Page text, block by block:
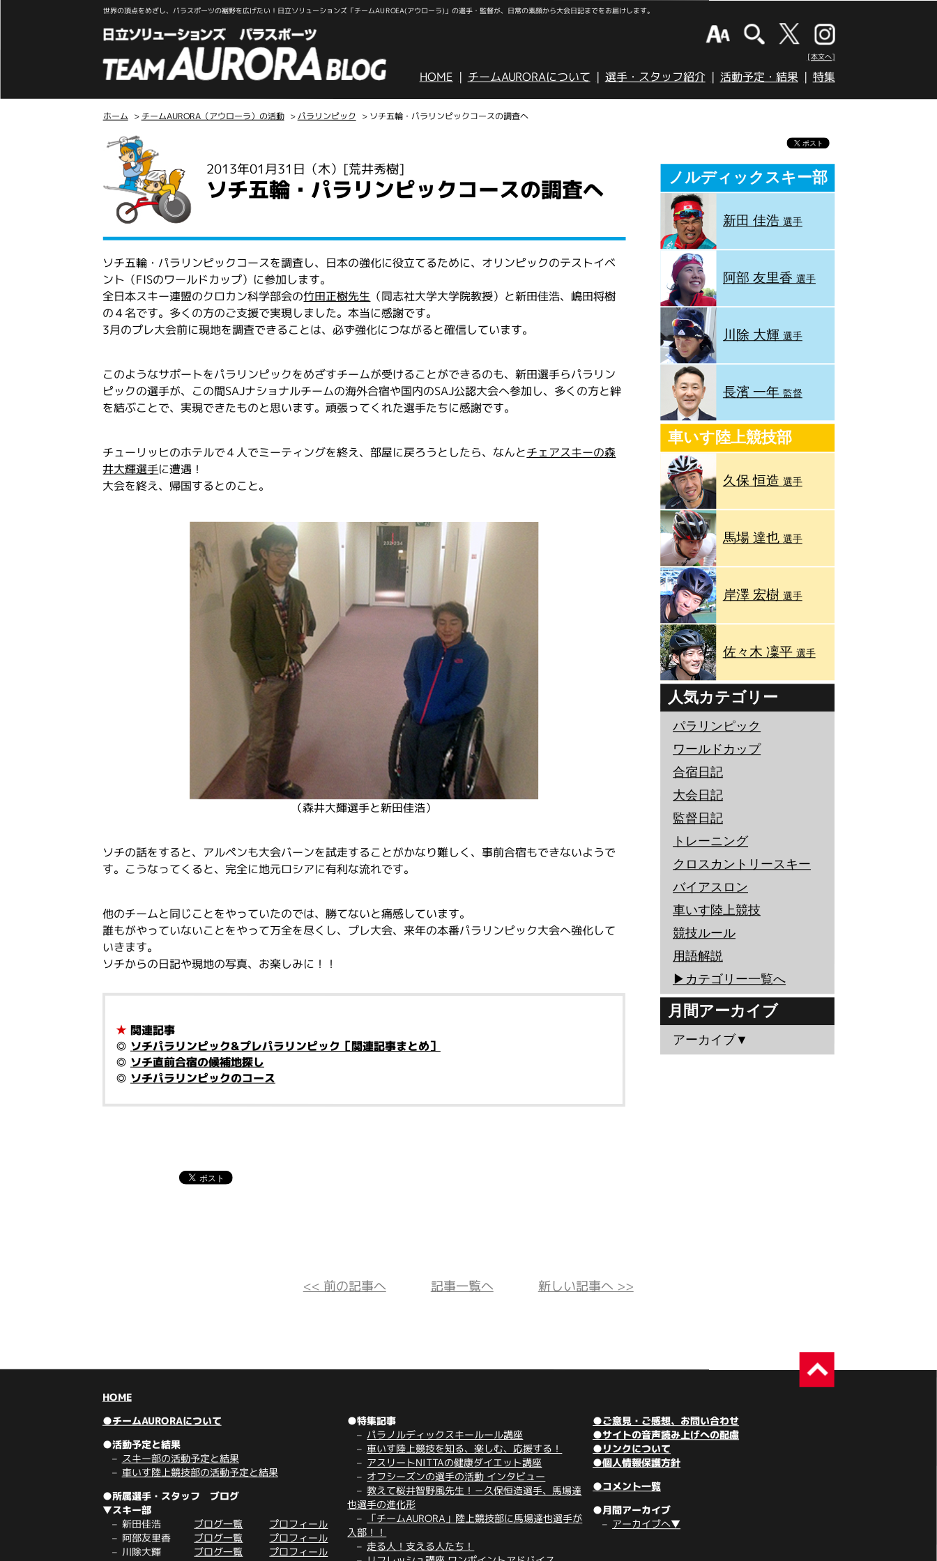
世界の頂点をめざし、パラスポーツの裾野を広げたい！日立ソリューションズ「チームAUROEA(アウローラ)」の選手・監督が、日常の素顔から大会日記までをお届けします。
[本文へ]
HOME チームAURORAについて 選手・スタッフ紹介 活動予定・結果 特集
ホーム > チームAURORA（アウローラ）の活動 >パラリンピック > ソチ五輪・パラリンピックコースの調査へ
2013年01月31日（木） [荒井秀樹]
ソチ五輪・パラリンピックコースの調査へ
ソチ五輪・パラリンピックコースを調査し、日本の強化に役立てるために、オリンピックのテストイベ
ント（FISのワールドカップ）に参加します。
全日本スキー連盟のクロカン科学部会の竹田正樹先生 （同志社大学大学院教授）と新田佳浩、嶋田将樹
の４名です。多くの方のご支援で実現しました。本当に感謝です。
3月のプレ大会前に現地を調査できることは、必ず強化につながると確信しています。
このようなサポートをパラリンピックをめざすチームが受けることができるのも、新田選手らパラリン
ピックの選手が、この間SAJナショナルチームの海外合宿や国内のSAJ公認大会へ参加し、多くの方と絆
を結ぶことで、実現できたものと思います。頑張ってくれた選手たちに感謝です。
チューリッヒのホテルで４人でミーティングを終え、部屋に戻ろうとしたら、なんとチェアスキーの森
井大輝選手に遭遇！
大会を終え、帰国するとのこと。
（森井大輝選手と新田佳浩）
ソチの話をすると、アルペンも大会バーンを試走することがかなり難しく、事前合宿もできないようで
す。こうなってくると、完全に地元ロシアに有利な流れです。
他のチームと同じことをやっていたのでは、勝てないと痛感しています。
誰もがやっていないことをやって万全を尽くし、プレ大会、来年の本番パラリンピック大会へ強化して
いきます。
ソチからの日記や現地の写真、お楽しみに！！
★ 関連記事
◎ ソチパラリンピック&プレパラリンピック［関連記事まとめ］
◎ ソチ直前合宿の候補地探し
◎ ソチパラリンピックのコース
ノルディックスキー部
新田 佳浩選手
阿部 友里香 選手
川除 大輝 選手
長濱 一年 監督
車いす陸上競技部
久保 恒造 選手
馬場 達也 選手
岸澤 宏樹 選手
佐々木 凜平 選手
人気カテゴリー
パラリンピック
ワールドカップ
合宿日記
大会日記
監督日記
トレーニング
クロスカントリースキー
バイアスロン
車いす陸上競技
競技ルール
用語解説
▶︎カテゴリー一覧へ
月間アーカイブ
アーカイブ▼
<< 前の記事へ 記事一覧へ 新しい記事へ >>
HOME
●チームAURORAについて
●活動予定と結果
スキー部の活動予定と結果
車いす陸上競技部の活動予定と結果
●所属選手・スタッフ ブログ
▼スキー部
新田佳浩 ブログ一覧 プロフィール
阿部友里香 ブログ一覧 プロフィール
川除大輝 ブログ一覧
プロフィール
●特集記事
パラノルディックスキールール講座
車いす陸上競技を知る、楽しむ、応援する！
アスリートNITTAの健康ダイエット講座
オフシーズンの選手の活動 インタビュー
教えて桜井智野風先生！－久保恒造選手、馬場達
也選手の進化形
「チームAURORA」陸上競技部に馬場達也選手が
入部！！
走る人！支える人たち！
●ご意見・ご感想、お問い合わせ
●サイトの音声読み上げへの配慮
●リンクについて
●個人情報保護方針
●コメント一覧
●月間アーカイブ
アーカイブへ▼